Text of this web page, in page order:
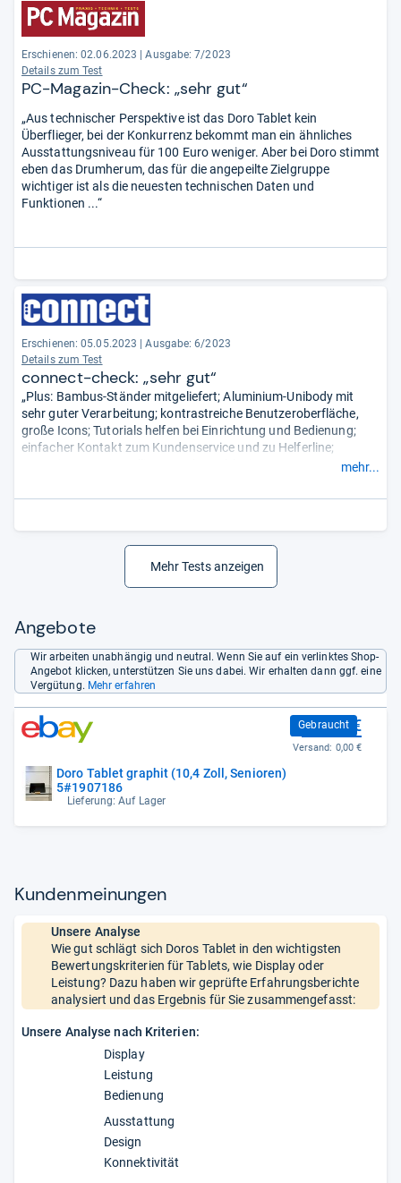
Erschienen: 02.06.2023 | Ausgabe: 7/2023
Details zum Test
PC-Magazin-Check: „sehr gut“
„Aus technischer Perspektive ist das Doro Tablet kein
Überflieger, bei der Konkurrenz bekommt man ein ähnliches
Ausstattungsniveau für 100 Euro weniger. Aber bei Doro stimmt
eben das Drumherum, das für die angepeilte Zielgruppe
wichtiger ist als die neuesten technischen Daten und
Funktionen ...“
Erschienen: 05.05.2023 | Ausgabe: 6/2023
Details zum Test
connect-check: „sehr gut“
„Plus: Bambus-Ständer mitgeliefert; Aluminium-Unibody mit
sehr guter Verarbeitung; kontrastreiche Benutzeroberfläche,
große Icons; Tutorials helfen bei Einrichtung und Bedienung;
einfacher Kontakt zum Kundenservice und zu Helferline;
Teamviewer vorinstalliert, um das Tablet in Fernsteuerung zu
Minus: veralteter Prozessor; unterdurchschnittliches
mehr...
Mehr Tests anzeigen
Angebote
Wir arbeiten unabhängig und neutral. Wenn Sie auf ein verlinktes Shop-
Angebot klicken, unterstützen Sie uns dabei. Wir erhalten dann ggf. eine
Vergütung. Mehr erfahren
Doro Tablet graphit (10,4 Zoll, Senioren)
5#1907186
Lieferung: Auf Lager
Gebraucht
229,99 €
Versand: 0,00 €
Kun­den­mei­nun­gen
Unsere Analyse
Wie gut schlägt sich Doros Tablet in den wichtigsten
Bewertungskriterien für Tablets, wie Display oder
Leistung? Dazu haben wir geprüfte Erfahrungsberichte
analysiert und das Ergebnis für Sie zusammengefasst:
Unsere Analyse nach Kriterien:
Display
Leistung
Bedienung
Ausstattung
Design
Konnektivität